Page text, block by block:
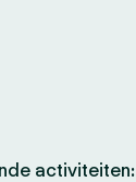
activiteiten: